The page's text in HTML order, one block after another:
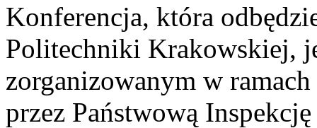
Konferencja, która
Politechniki Krakowskiej,
zorganizowanym w
przez Państwową